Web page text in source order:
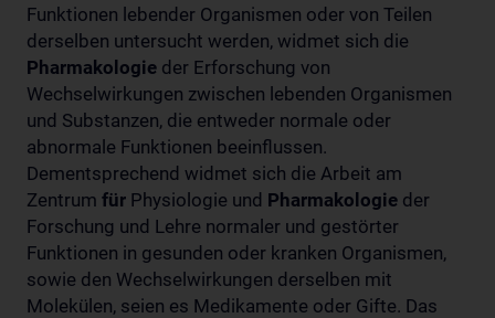
Funktionen lebender Organismen oder von Teilen
derselben untersucht werden, widmet sich die
Pharmakologie der Erforschung von
Wechselwirkungen zwischen lebenden Organismen
und Substanzen, die entweder normale oder
abnormale Funktionen beeinflussen.
Dementsprechend widmet sich die Arbeit am
Zentrum für Physiologie und Pharmakologie der
Forschung und Lehre normaler und gestörter
Funktionen in gesunden oder kranken Organismen,
sowie den Wechselwirkungen derselben mit
Molekülen, seien es Medikamente oder Gifte. Das